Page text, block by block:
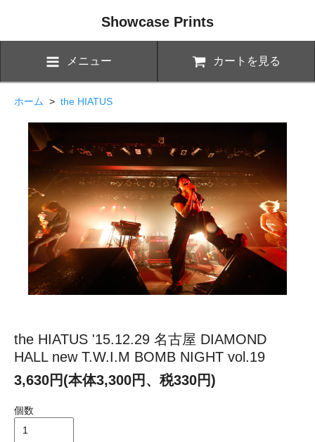
Showcase Prints
メニュー カートを見る
ホーム > the HIATUS
the HIATUS '15.12.29 名古屋 DIAMOND
HALL new T.W.I.M BOMB NIGHT vol.19
3,630円(本体3,300円、税330円)
個数